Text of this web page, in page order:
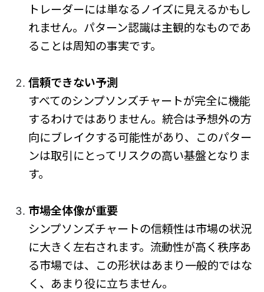
トレーダーには単なるノイズに見えるかもし
れません。パターン認識は主観的なものであ
ることは周知の事実です。
信頼できない予測
すべてのシンプソンズチャートが完全に機能
するわけではありません。統合は予想外の方
向にブレイクする可能性があり、このパター
ンは取引にとってリスクの高い基盤となりま
す。
市場全体像が重要
シンプソンズチャートの信頼性は市場の状況
に大きく左右されます。流動性が高く秩序あ
る市場では、この形状はあまり一般的ではな
く、あまり役に立ちません。